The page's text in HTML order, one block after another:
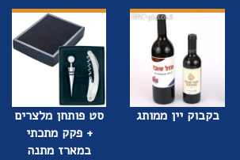
בקבוק יין ממותג
סט פותחן מלצרים
+ פקק מתכתי
במארז מתנה